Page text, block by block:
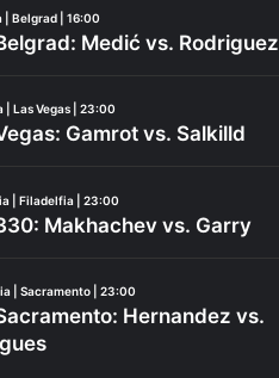
| Belgrad | 16:00
Medić vs. Rodriguez
| Las Vegas | 23:00
Gamrot vs. Salkilld
| Filadelfia | 23:00
Makhachev vs. Garry
| Sacramento | 23:00
Hernandez vs.